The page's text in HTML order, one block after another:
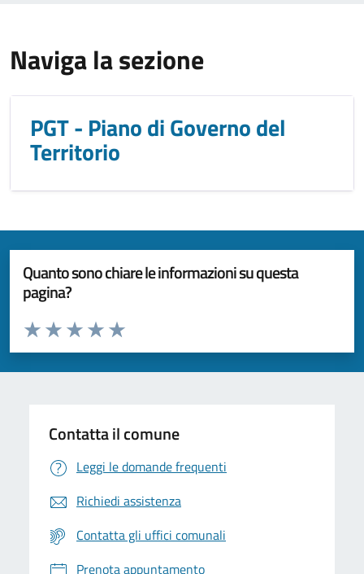
Naviga la sezione
PGT - Piano di Governo del
Territorio
Quanto sono chiare le informazioni su questa
pagina?
Valuta da 1 a 5 stelle la pagina
Valuta 5 stelle su 5
Valuta 4 stelle su 5
Valuta 3 stelle su 5
Valuta 2 stelle su 5
Valuta 1 stelle su 5
Contatta il comune
Leggi le domande frequenti
Richiedi assistenza
Contatta gli uffici comunali
Prenota appuntamento